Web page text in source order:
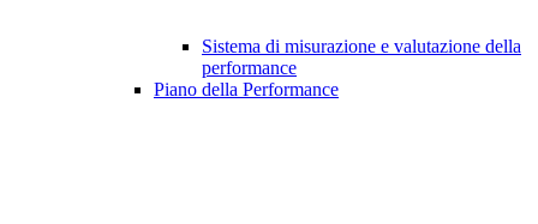
Sistema di misurazione e valutazione della
performance
Piano della Performance